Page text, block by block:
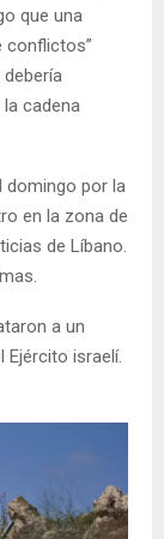
que una
conflictos”
cadena
domingo por la
en la zona de
de Líbano.
a un
Ejército israelí.